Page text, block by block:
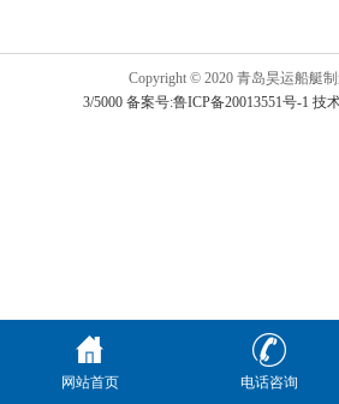
Copyright © 2020 青岛昊运船艇
3/5000 备案号:鲁ICP备20013551号-1 技
网站首页 电话咨询